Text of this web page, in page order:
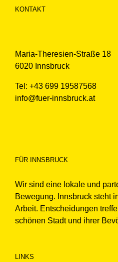
KONTAKT
Maria-Theresien-Straße 18
6020 Innsbruck
Tel: +43 699 19587568
info@fuer-innsbruck.at
FÜR INNSBRUCK
Wir sind eine lokale und
Bewegung. Innsbruck steht
Arbeit. Entscheidungen
schönen Stadt und ihrer
LINKS